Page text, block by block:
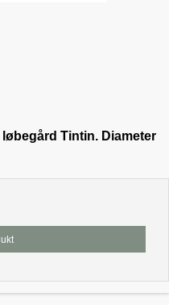
Tintin. Diameter